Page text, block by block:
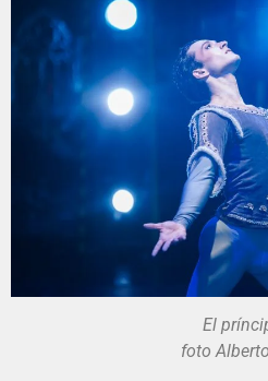
El príncipe Sigfrido
foto